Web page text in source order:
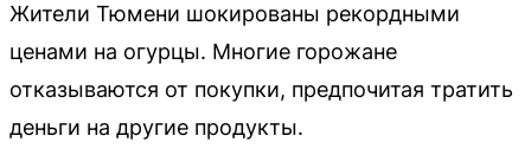
Жители Тюмени шокированы рекордными
ценами на огурцы. Многие горожане
отказываются от покупки, предпочитая тратить
деньги на другие продукты.